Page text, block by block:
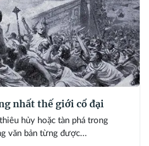
nhất thế giới cổ đại
hủy hoặc tàn phá trong
văn bản từng được...